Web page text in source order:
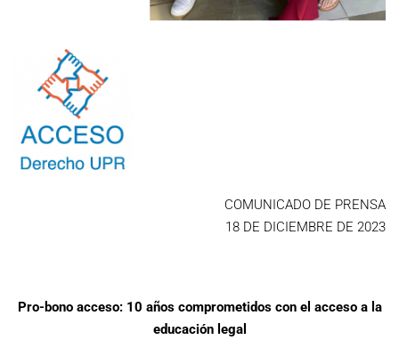
COMUNICADO DE PRENSA
18 DE DICIEMBRE DE 2023
Pro-bono acceso: 10 años comprometidos con el acceso a la
educación legal